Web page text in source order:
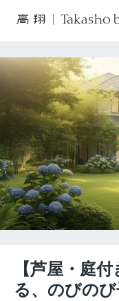
【芦屋・庭
る、のびの